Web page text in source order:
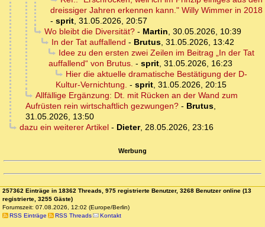
dreissiger Jahren erkennen kann." Willy Wimmer in 2018
- sprit, 31.05.2026, 20:57
Wo bleibt die Diversität?- Martin, 30.05.2026, 10:39
In der Tat auffallend - Brutus, 31.05.2026, 13:42
Idee zu den ersten zwei Zeilen im Beitrag „In der Tat
auffallend“ von Brutus. - sprit, 31.05.2026, 16:23
Hier die aktuelle dramatische Bestätigung der D-
Kultur-Vernichtung. - sprit, 31.05.2026, 20:15
Allfällige Ergänzung: Dt. mit Rücken an der Wand zum
Aufrüsten rein wirtschaftlich gezwungen? - Brutus,
31.05.2026, 13:50
dazu ein weiterer Artikel- Dieter, 28.05.2026, 23:16
Werbung
257362 Einträge in 18362 Threads, 975 registrierte Benutzer, 3268 Benutzer online (13
registrierte, 3255 Gäste)
Forumszeit: 07.08.2026, 12:02 (Europe/Berlin)
RSS Einträge
RSS Threads Kontakt